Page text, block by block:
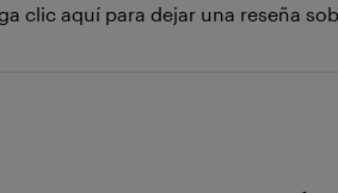
clic aquí para dejar una reseña